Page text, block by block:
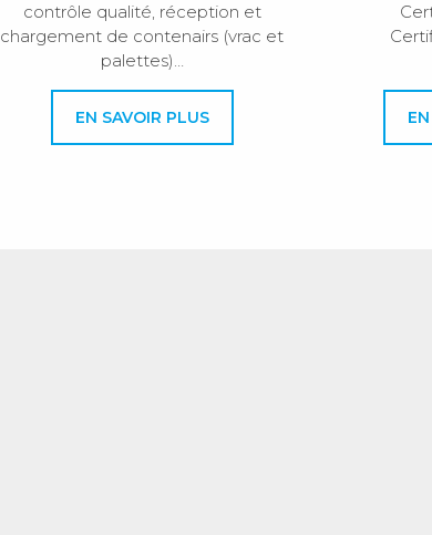
contrôle qualité, réception et
chargement de contenairs (vrac et
palettes)…
EN SAVOIR PLUS